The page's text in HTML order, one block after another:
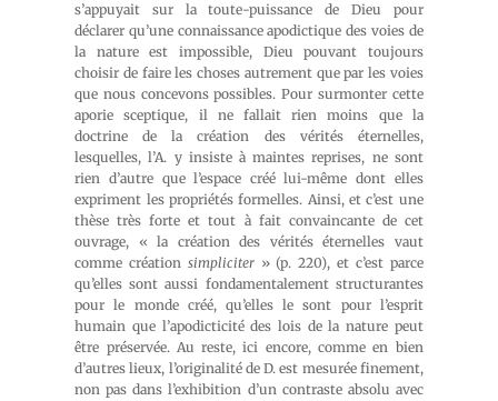
s’appuyait sur la toute-puissance de Dieu pour
déclarer qu’une connaissance apodictique des voies de
la nature est impossible, Dieu pouvant toujours
choisir de faire les choses autrement que par les voies
que nous concevons possibles. Pour surmonter cette
aporie sceptique, il ne fallait rien moins que la
doctrine de la création des vérités éternelles,
lesquelles, l’A. y insiste à maintes reprises, ne sont
rien d’autre que l’espace créé lui-même dont elles
expriment les propriétés formelles. Ainsi, et c’est une
thèse très forte et tout à fait convaincante de cet
ouvrage, « la création des vérités éternelles vaut
comme création simpliciter» (p. 220), et c’est parce
qu’elles sont aussi fondamentalement structurantes
pour le monde créé, qu’elles le sont pour l’esprit
humain que l’apodicticité des lois de la nature peut
être préservée. Au reste, ici encore, comme en bien
d’autres lieux, l’originalité de D. est mesurée finement,
non pas dans l’exhibition d’un contraste absolu avec